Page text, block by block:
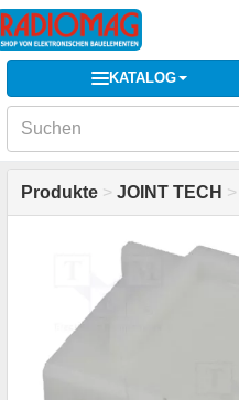
KATALOG
Produkte > JOINT TECH >